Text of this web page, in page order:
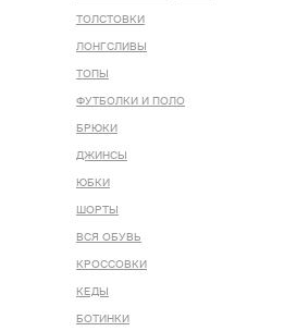
ТОЛСТОВКИ
ЛОНГСЛИВЫ
ТОПЫ
ФУТБОЛКИ И ПОЛО
БРЮКИ
ДЖИНСЫ
ЮБКИ
ШОРТЫ
ВСЯ ОБУВЬ
КРОССОВКИ
КЕДЫ
БОТИНКИ